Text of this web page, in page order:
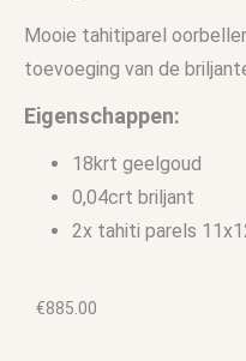
Mooie tahitiparel
toevoeging van de
Eigenschappen:
18krt geelgoud
0,04crt briljant
2x tahiti parels
€885.00